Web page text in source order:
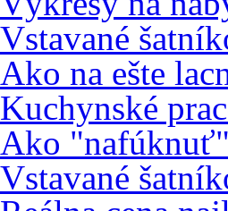
Vstavané
Ako na ešte
Kuchynské
Ako
Vstavané